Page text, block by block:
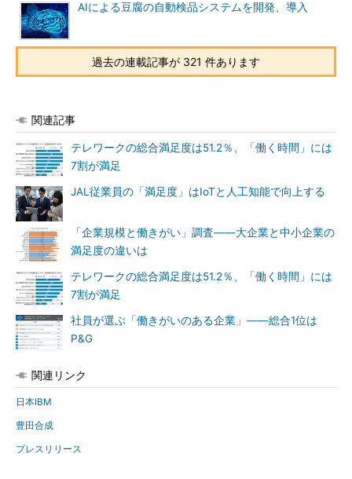
AIによる豆腐の自動検品システムを開発、導入
過去の連載記事が 321 件あります
関連記事
テレワークの総合満足度は51.2％、「働く時間」には
7割が満足
JAL従業員の「満足度」はIoTと人工知能で向上する
「企業規模と働きがい」調査――大企業と中小企業の
満足度の違いは
テレワークの総合満足度は51.2％、「働く時間」には
7割が満足
社員が選ぶ「働きがいのある企業」――総合1位は
P&G
関連リンク
日本IBM
豊田合成
プレスリリース